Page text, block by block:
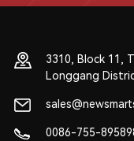
3310, Block 11,
Longgang
0086-755-